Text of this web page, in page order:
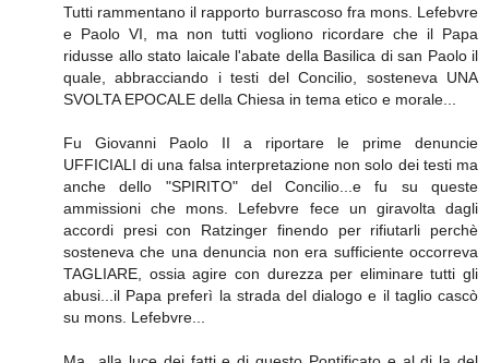
Tutti rammentano il rapporto burrascoso fra mons. Lefebvre
e Paolo VI, ma non tutti vogliono ricordare che il Papa
ridusse allo stato laicale l'abate della Basilica di san Paolo il
quale, abbracciando i testi del Concilio, sosteneva UNA
SVOLTA EPOCALE della Chiesa in tema etico e morale...
Fu Giovanni Paolo II a riportare le prime denuncie
UFFICIALI di una falsa interpretazione non solo dei testi ma
anche dello "SPIRITO" del Concilio...e fu su queste
ammissioni che mons. Lefebvre fece un giravolta dagli
accordi presi con Ratzinger finendo per rifiutarli perchè
sosteneva che una denuncia non era sufficiente occorreva
TAGLIARE, ossia agire con durezza per eliminare tutti gli
abusi...il Papa preferì la strada del dialogo e il taglio cascò
su mons. Lefebvre...